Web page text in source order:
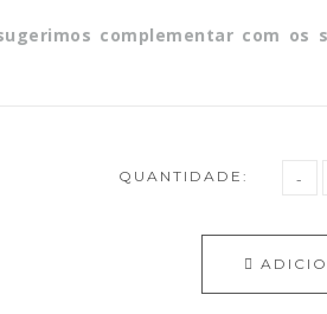
complementar com os
QUANTIDADE: